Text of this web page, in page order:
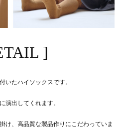
]
いたハイソックスです。
演出してくれます。
け、高品質な製品作りにこだわっていま